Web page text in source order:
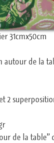
31cmx50cm
autour de la
2
de la table”